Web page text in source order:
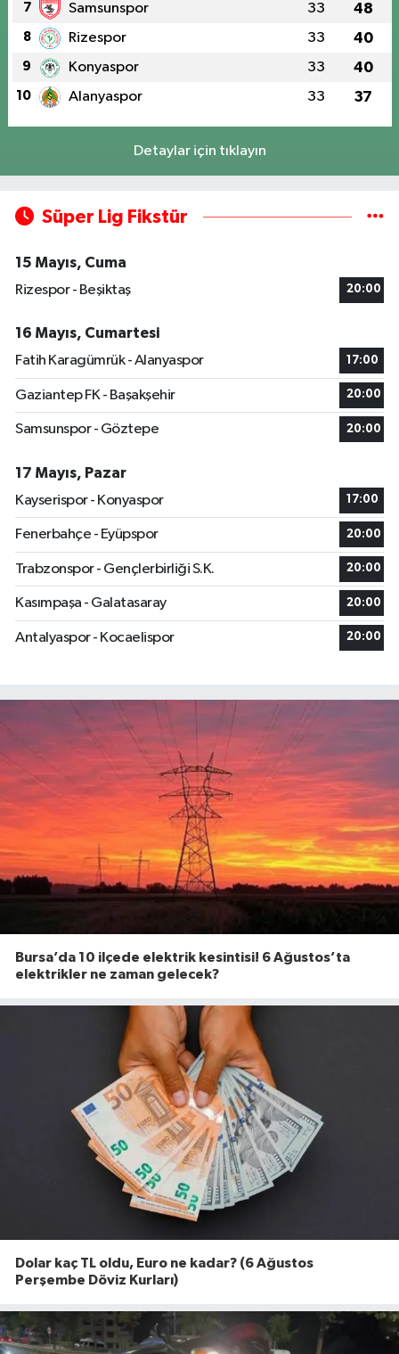
7 Samsunspor 33 48
8 Rizespor 33 40
9 Konyaspor 33 40
10 Alanyaspor 33 37
Detaylar için tıklayın
Süper Lig Fikstür
15 Mayıs, Cuma
Rizespor - Beşiktaş
20:00
16 Mayıs, Cumartesi
Fatih Karagümrük - Alanyaspor
17:00
Gaziantep FK - Başakşehir 20:00
Samsunspor - Göztepe 20:00
17 Mayıs, Pazar
Kayserispor - Konyaspor
17:00
Fenerbahçe - Eyüpspor 20:00
Trabzonspor - Gençlerbirliği S.K. 20:00
Kasımpaşa - Galatasaray 20:00
Antalyaspor - Kocaelispor 20:00
Bursa’da 10 ilçede elektrik kesintisi! 6 Ağustos’ta
elektrikler ne zaman gelecek?
Dolar kaç TL oldu, Euro ne kadar? (6 Ağustos
Perşembe Döviz Kurları)